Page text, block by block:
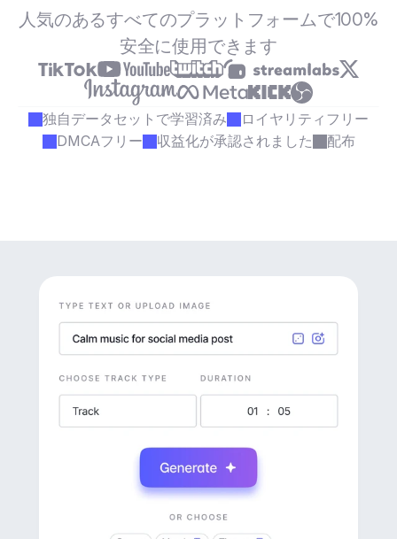
人気のあるすべてのプラットフォームで100%
安全に使用できます
独自データセットで学習済み
ロイヤリティフリー
DMCAフリー
収益化が承認されました 配布